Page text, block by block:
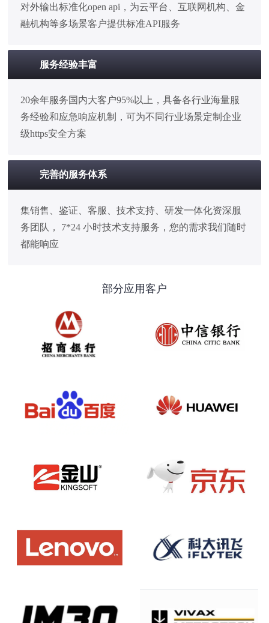
对外输出标准化open api，为云平台、互联网机构、金
融机构等多场景客户提供标准API服务
服务经验丰富
20余年服务国内大客户95%以上，具备各行业海量服
务经验和应急响应机制，可为不同行业场景定制企业
级https安全方案
完善的服务体系
集销售、鉴证、客服、技术支持、研发一体化资深服
务团队， 7*24 小时技术支持服务，您的需求我们随时
都能响应
部分应用客户